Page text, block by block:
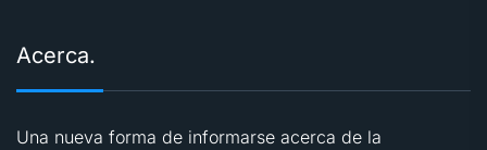
Acerca.
Una nueva forma de informarse acerca de la